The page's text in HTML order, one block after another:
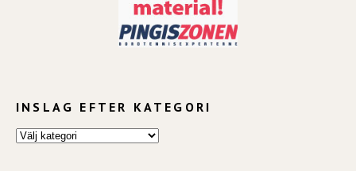
INSLAG EFTER KATEGORI